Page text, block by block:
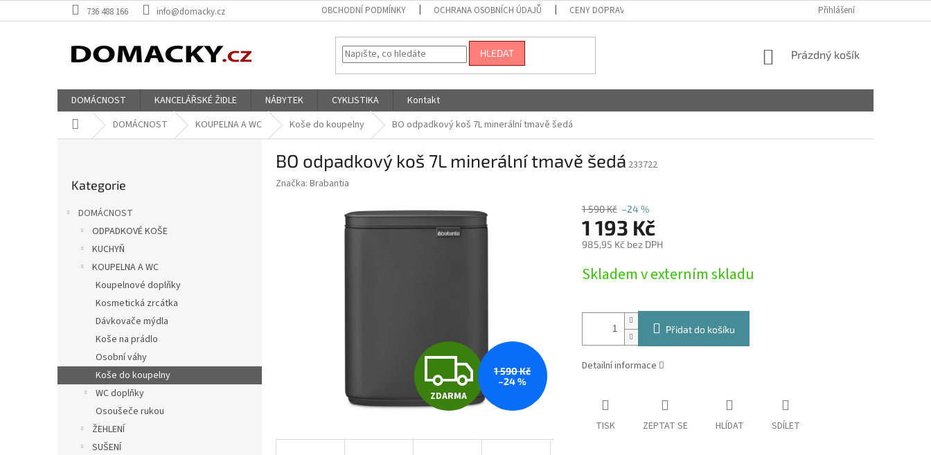
na
736 488 166 info@domacky.cz OBCHODNÍ PODMÍNKY OCHRANA OSOBNÍCH ÚDAJŮ CENY DOPRAVY Přihlášení
HLEDAT
NÁKUPNÍ
Prázdný košík
DOMÁCNOST KANCELÁŘSKÉ ŽIDLE NÁBYTEK CYKLISTIKA
Kontakt
Domů DOMÁCNOST KOUPELNA A WC Koše do koupelny BO odpadkový koš 7L minerální tmavě šedá
kategorie
Kategorie
DOMÁCNOST
ODPADKOVÉ KOŠE
KUCHYŇ
KOUPELNA A WC
Koupelnové doplňky
Kosmetická zrcátka
Dávkovače mýdla
Koše na prádlo
Osobní váhy
Koše do koupelny
WC doplňky
Osoušeče rukou
ŽEHLENÍ
SUŠENÍ
BO odpadkový koš 7L minerální tmavě šedá 233722
Značka: Brabantia
Z
D
ZDARMA
1 590 Kč
–24 %
1 590 Kč –24 %
1 193 Kč
985,95 Kč bez DPH
cena:
Skladem v externím skladu
Přidat do košíku
Detailní informace
TISK ZEPTAT SE HLÍDAT SDÍLET